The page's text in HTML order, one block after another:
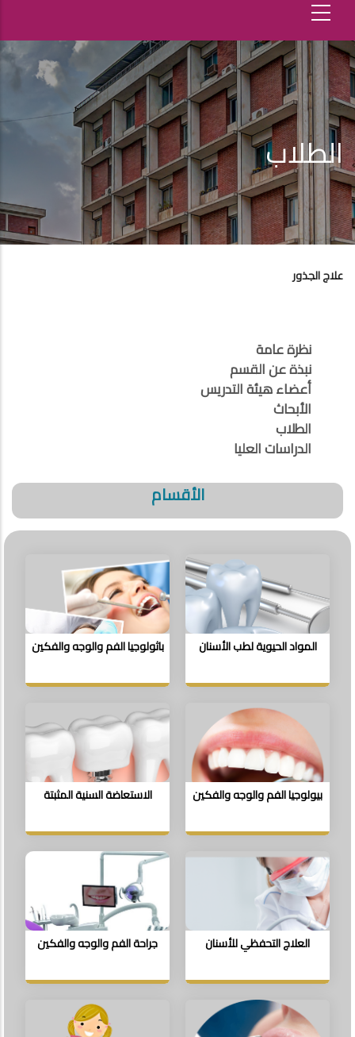
الطلاب
علاج الجذور
نظرة عامة
نبذة عن القسم
أعضاء هيئة التدريس
الأبحاث
الطلاب
الدراسات العليا
الأقسام
المواد الحيوية لطب الأسنان باثولوجيا الفم والوجه والفكين
بيولوجيا الفم والوجه والفكين الاستعاضة السنية المثبتة
العلاج التحفظي للأسنان جراحة الفم والوجه والفكين